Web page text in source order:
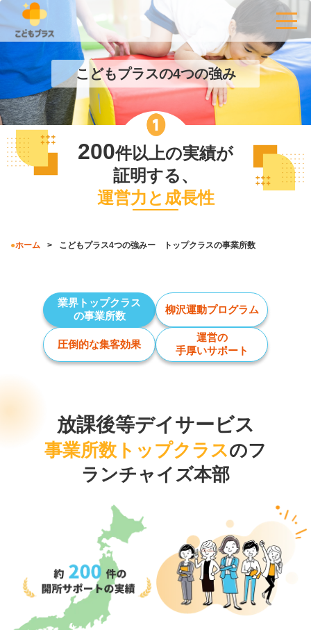
こどもプラスの4つの強み
ホーム こどもプラス4つの強みー トップクラスの事業所数
200件以上の実績が
証明する、
運営力と成長性
業界トップクラス
の事業所数
柳沢運動プログラム
圧倒的な集客効果
運営の
手厚いサポート
放課後等デイサービス
事業所数トップクラスのフ
ランチャイズ本部